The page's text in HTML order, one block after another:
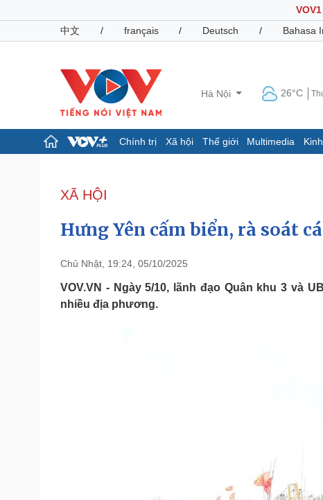
VOV1
中文
/ français / Deutsch / Bahasa
Hà Nội 26°C
Chính trị Xã hội Thế giới Multimedia
Đảng
Tổ chức nhân sự
Nhận diện sự thật
Giáo dục
Dấu ấn VOV
Pháp luật
Vụ án
Quân sự - Quốc phòng
XÃ HỘI
Hưng Yên cấm biển, rà soát
Chủ Nhật, 19:24, 05/10/2025
VOV.VN - Ngày 5/10, lãnh đạo Quân khu 3 và
nhiều địa phương.